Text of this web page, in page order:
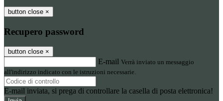
button close ×
Recupero password
button close ×
E-mail Verrà inviato un messaggio
all'indirizzo indicato con le istruzioni necessarie.
E-mail inviata, si prega di controllare la casella di posta elettronica!